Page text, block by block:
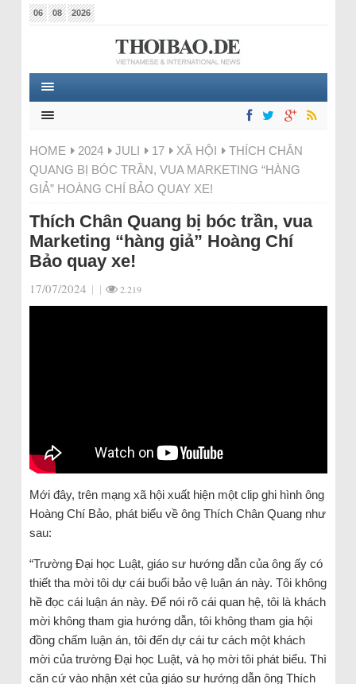
06 08 2026
HOME 2024 JULI 17 XÃ HỘI
THÍCH CHÂN
QUANG BỊ BÓC TRẦN, VUA MARKETING “HÀNG
GIẢ” HOÀNG CHÍ BẢO QUAY XE!
Thích Chân Quang bị bóc trần, vua
Marketing “hàng giả” Hoàng Chí
Bảo quay xe!
17/07/2024 | | 2.219
Mới đây, trên mạng xã hội xuất hiện một clip ghi hình ông
Hoàng Chí Bảo, phát biểu về ông Thích Chân Quang như
sau:
“Trường Đại học Luật, giáo sư hướng dẫn của ông ấy có
thiết tha mời tôi dự cái buổi bảo vệ luận án này. Tôi không
hề đọc cái luận án này. Để nói rõ cái quan hệ, tôi là khách
mời không tham gia hướng dẫn, tôi không tham gia hội
đồng chấm luận án, tôi đến dự cái tư cách một khách
mời của trường Đại học Luật, và họ mời tôi phát biểu. Thì
căn cứ vào nhận xét của giáo sư hướng dẫn ông Thích